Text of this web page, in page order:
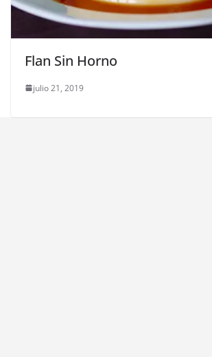
Flan Sin Horno
julio 21, 2019